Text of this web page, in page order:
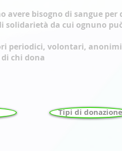
avere bisogno di sangue
da cui ognuno
periodici, volontari,
chi dona
Tipi di donazione